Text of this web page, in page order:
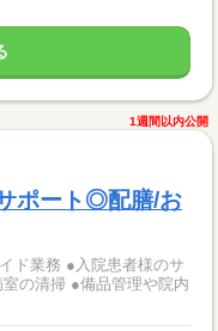
1週間以内公開
ポート◎配膳/お
者様のサ
の清掃 ●備品管理や院内